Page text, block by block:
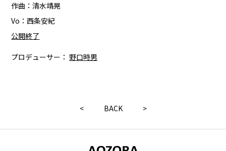
作曲：清水靖晃
Vo：西条安紀
公開終了
プロデューサー：野口時男
< BACK >